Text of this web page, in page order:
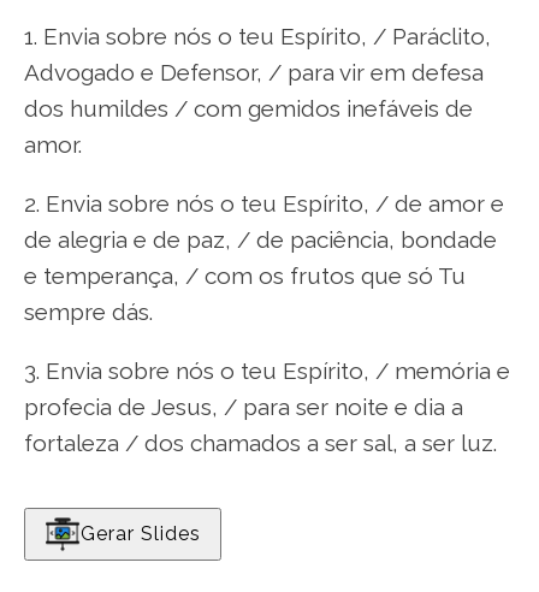
1. Envia sobre nós o teu Espírito, / Paráclito,
Advogado e Defensor, / para vir em defesa
dos humildes / com gemidos inefáveis de
amor.
2. Envia sobre nós o teu Espírito, / de amor e
de alegria e de paz, / de paciência, bondade
e temperança, / com os frutos que só Tu
sempre dás.
3. Envia sobre nós o teu Espírito, / memória e
profecia de Jesus, / para ser noite e dia a
fortaleza / dos chamados a ser sal, a ser luz.
Gerar Slides